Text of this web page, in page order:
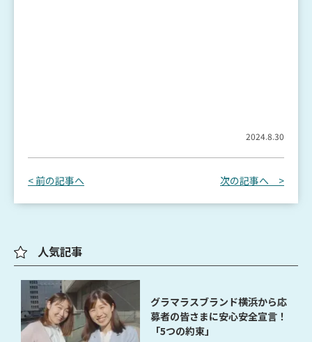
2024.8.30
< 前の記事へ 次の記事へ >
人気記事
グラマラスブランド横浜から応
募者の皆さまに安心安全宣言！
「5つの約束」